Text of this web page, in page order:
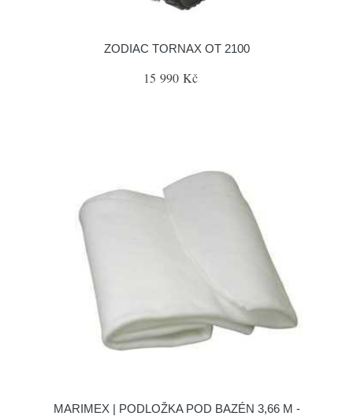
ZODIAC TORNAX OT 2100
15 990 Kč
MARIMEX | PODLOŽKA POD BAZÉN 3,66 M -